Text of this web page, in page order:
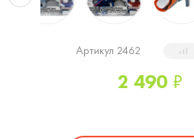
Артикул 2462
2 490 ₽